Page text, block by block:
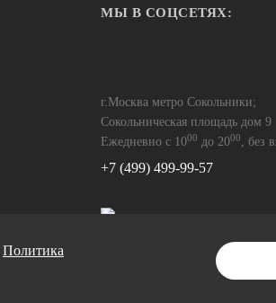
12 600
МЫ В СОЦСЕТЯХ:
г.Москва метро Сокольники;
Сокольническая площадь дом 9
Ежедневно с 1000 до 2000, без
+7 (499) 499-99-57
Политика